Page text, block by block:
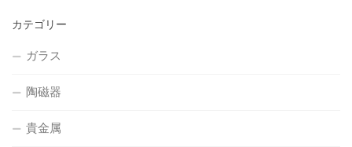
カテゴリー
ガラス
陶磁器
貴金属